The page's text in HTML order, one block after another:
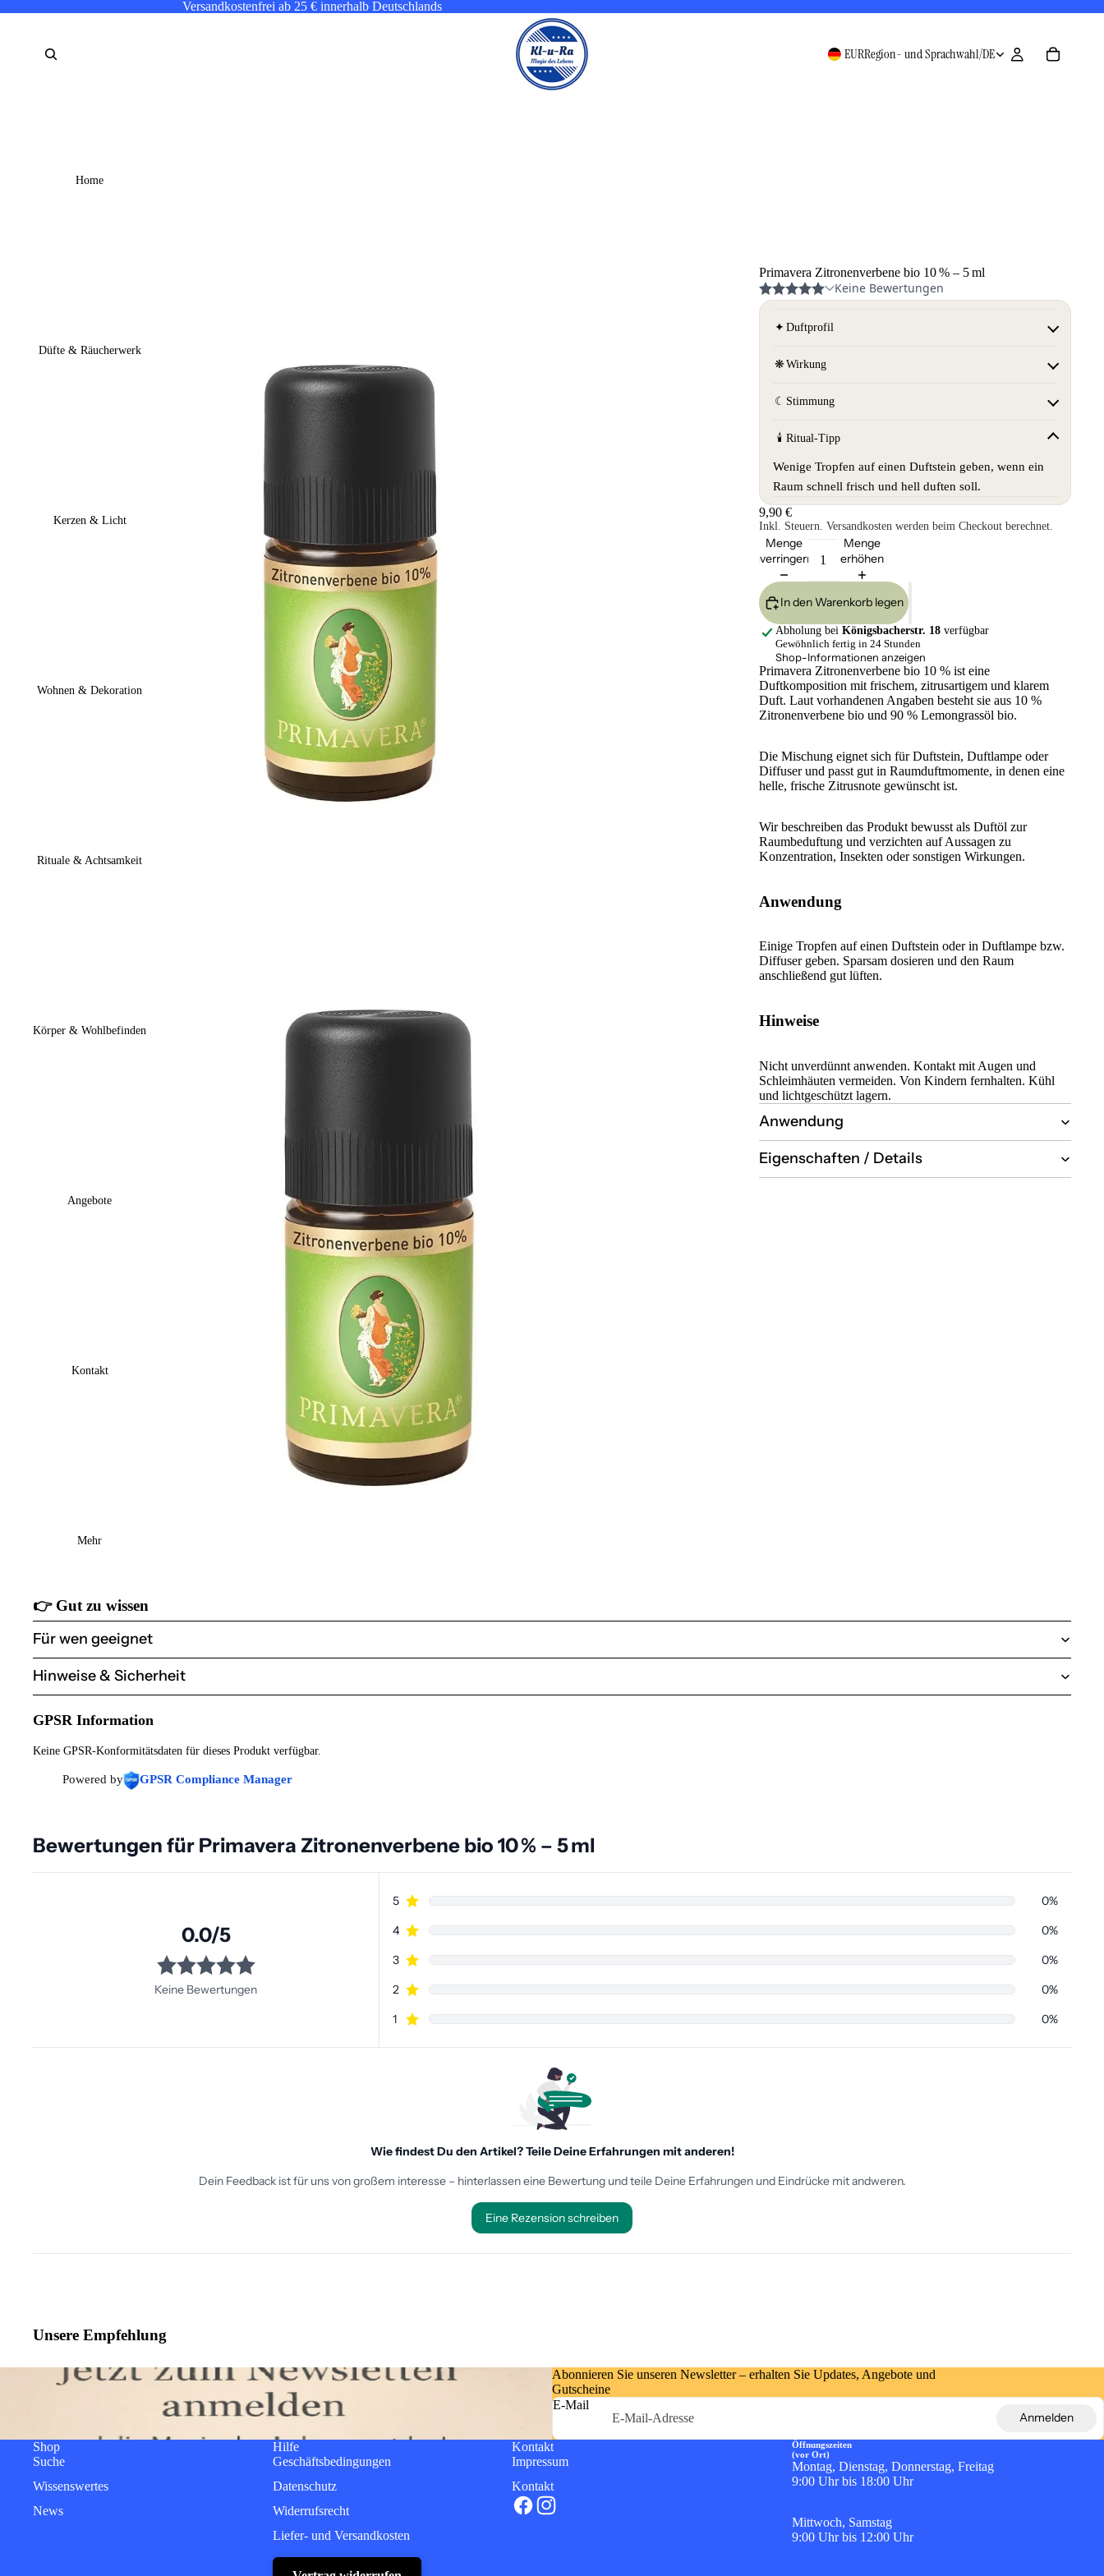
Versandkostenfrei ab 25 € innerhalb Deutschlands
EURRegion- und Sprachwahl/DE
Home
Düfte & Räucherwerk
Kerzen & Licht
Wohnen & Dekoration
Rituale & Achtsamkeit
Körper & Wohlbefinden
Angebote
Kontakt
Mehr
Primavera Zitronenverbene bio 10 % – 5 ml
✦ Duftprofil
❋ Wirkung
☾ Stimmung
🕯 Ritual-Tipp
Wenige Tropfen auf einen Duftstein geben, wenn ein
Raum schnell frisch und hell duften soll.
9,90 €
Inkl. Steuern. Versandkosten werden beim Checkout berechnet.
Menge
verringern
Menge
erhöhen
In den Warenkorb legen
Abholung bei Königsbacherstr. 18 verfügbar
Gewöhnlich fertig in 24 Stunden
Shop-Informationen anzeigen
Primavera Zitronenverbene bio 10 % ist eine
Duftkomposition mit frischem, zitrusartigem und klarem
Duft. Laut vorhandenen Angaben besteht sie aus 10 %
Zitronenverbene bio und 90 % Lemongrassöl bio.
Die Mischung eignet sich für Duftstein, Duftlampe oder
Diffuser und passt gut in Raumduftmomente, in denen eine
helle, frische Zitrusnote gewünscht ist.
Wir beschreiben das Produkt bewusst als Duftöl zur
Raumbeduftung und verzichten auf Aussagen zu
Konzentration, Insekten oder sonstigen Wirkungen.
Anwendung
Einige Tropfen auf einen Duftstein oder in Duftlampe bzw.
Diffuser geben. Sparsam dosieren und den Raum
anschließend gut lüften.
Hinweise
Nicht unverdünnt anwenden. Kontakt mit Augen und
Schleimhäuten vermeiden. Von Kindern fernhalten. Kühl
und lichtgeschützt lagern.
Anwendung
Eigenschaften / Details
👉 Gut zu wissen
Für wen geeignet
Hinweise & Sicherheit
GPSR Information
Keine GPSR-Konformitätsdaten für dieses Produkt verfügbar.
Powered by GPSR Compliance Manager
Unsere Empfehlung
Abonnieren Sie unseren Newsletter – erhalten Sie Updates, Angebote und
Gutscheine
E-Mail
Anmelden
Shop
Suche
Wissenswertes
News
Hilfe
Geschäftsbedingungen
Datenschutz
Widerrufsrecht
Liefer- und Versandkosten
Kontakt
Impressum
Kontakt
Öffnungszeiten
(vor Ort)
Montag, Dienstag, Donnerstag, Freitag
9:00 Uhr bis 18:00 Uhr
Mittwoch, Samstag
9:00 Uhr bis 12:00 Uhr